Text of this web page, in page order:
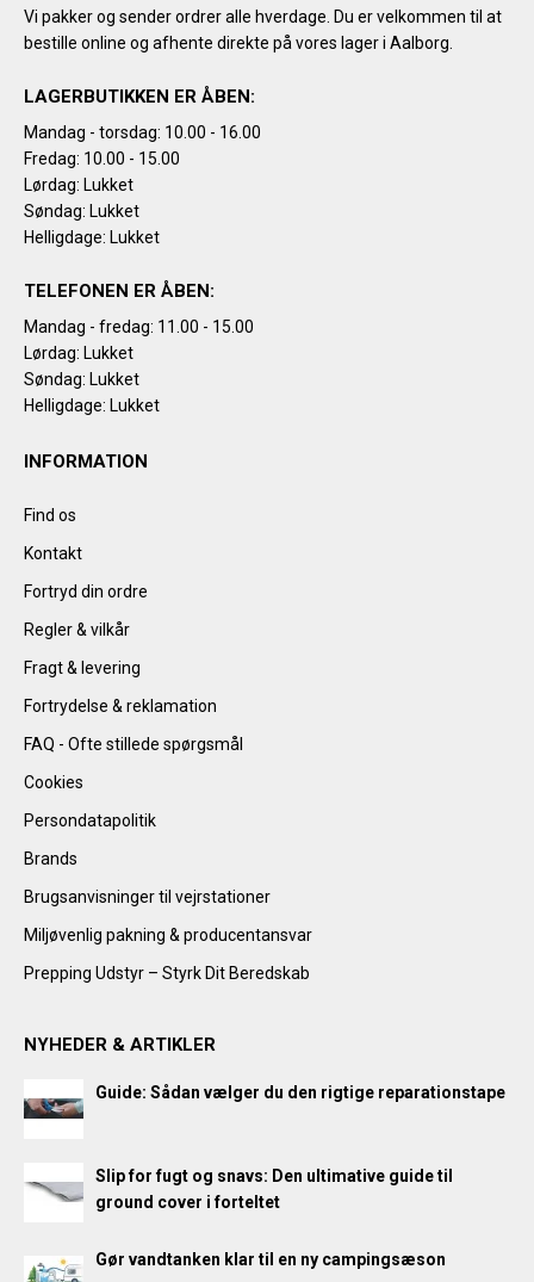
Vi pakker og sender ordrer alle hverdage. Du er velkommen til at
bestille online og afhente direkte på vores lager i Aalborg.
LAGERBUTIKKEN ER ÅBEN:
Mandag - torsdag: 10.00 - 16.00
Fredag: 10.00 - 15.00
Lørdag: Lukket
Søndag: Lukket
Helligdage: Lukket
TELEFONEN ER ÅBEN:
Mandag - fredag: 11.00 - 15.00
Lørdag: Lukket
Søndag: Lukket
Helligdage: Lukket
INFORMATION
Find os
Kontakt
Fortryd din ordre
Regler & vilkår
Fragt & levering
Fortrydelse & reklamation
FAQ - Ofte stillede spørgsmål
Cookies
Persondatapolitik
Brands
Brugsanvisninger til vejrstationer
Miljøvenlig pakning & producentansvar
Prepping Udstyr – Styrk Dit Beredskab
NYHEDER & ARTIKLER
Guide: Sådan vælger du den rigtige reparationstape
Slip for fugt og snavs: Den ultimative guide til
ground cover i forteltet
Gør vandtanken klar til en ny campingsæson